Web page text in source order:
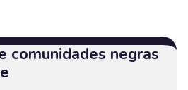
comunidades negras